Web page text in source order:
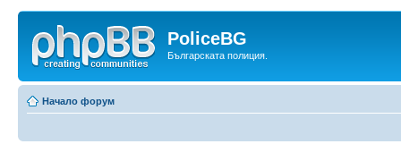
PoliceBG
Българската полиция.
Начало форум